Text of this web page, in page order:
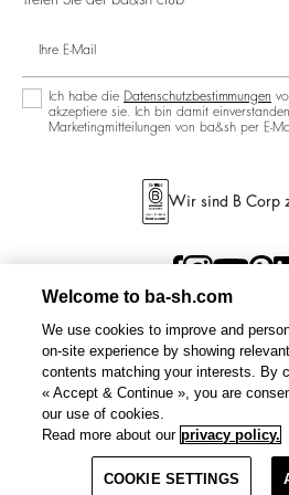
Filter
Ich habe die Datenschutzbestimmungen
akzeptiere sie. Ich bin damit
Marketingmitteilungen von ba&sh per E-
Wir sind B Corp
BEDINGUNGEN UND
Welcome to ba-sh.com
We use cookies to improve and
on-site experience by showing relevant
contents matching your interests. By
« Accept & Continue », you are
our use of cookies.
Read more about our privacy policy.
COOKIE SETTINGS